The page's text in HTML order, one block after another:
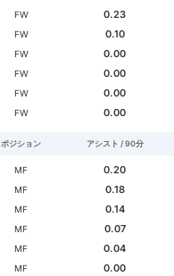
FW
0.23
FW
0.10
FW
0.00
FW
0.00
FW
0.00
FW 0.00
ポジション アシスト / 90分
MF
0.20
MF
0.18
MF
0.14
MF
0.07
MF
0.04
MF
0.00